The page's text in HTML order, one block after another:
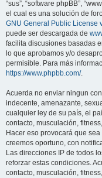
“sus”, “software phpBB”,
el cual es una solución de
GNU General Public License
puede ser descargada de
facilita discusiones basadas
lo que aprobamos y/o
permisible. Para más
https://www.phpbb.com/.
Acuerda no enviar ningun
indecente, amenazante,
cualquier ley de su país, el
contacto, musculación,
Hacer eso provocará que
creemos oportuno, con
Las direcciones IP de todos
reforzar estas condiciones.
contacto, musculación,